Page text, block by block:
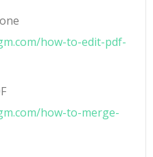
how-to-edit-pdf-
how-to-merge-